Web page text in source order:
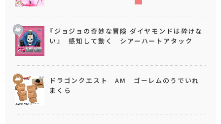
『ジョジョの奇妙な冒険 ダイヤモンドは砕けな
い』 感知して動く シアーハートアタック
ドラゴンクエスト AM ゴーレムのうでいれ
まくら